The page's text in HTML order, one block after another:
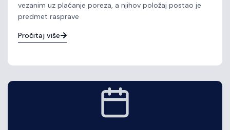
vezanim uz plaćanje poreza, a njihov položaj postao je
predmet rasprave
Pročitaj više